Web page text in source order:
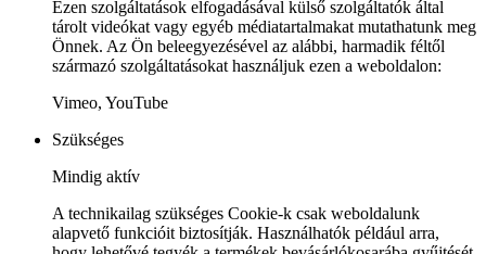
Ezen szolgáltatások elfogadásával külső szolgáltatók által
tárolt videókat vagy egyéb médiatartalmakat mutathatunk meg
Önnek. Az Ön beleegyezésével az alábbi, harmadik féltől
származó szolgáltatásokat használjuk ezen a weboldalon:
Vimeo, YouTube
Szükséges
Mindig aktív
A technikailag szükséges Cookie-k csak weboldalunk
alapvető funkcióit biztosítják. Használhatók például arra,